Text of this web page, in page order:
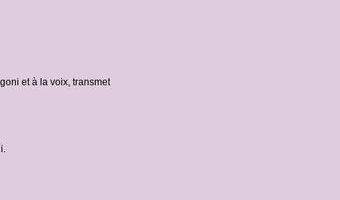
et à la voix, transmet